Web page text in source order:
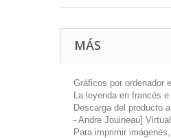
MÁS
Gráficos por ordenador
La leyenda en francés
Descarga del producto
- Andre Jouineau]
Para imprimir